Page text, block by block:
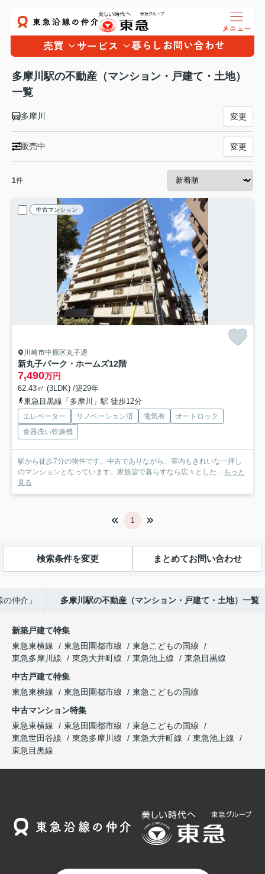
売買 サービス 暮らし お問い合わせ
多摩川駅の不動産（マンション・戸建て・土地）
一覧
多摩川 変更
販売中 変更
1件
中古マンション
川崎市中原区丸子通
新丸子パーク・ホームズ12階
7,490万円
62.43㎡ (3LDK) /築29年
東急目黒線「多摩川」駅 徒歩12分
エレベーター リノベーション済 電気有
オートロック
食器洗い乾燥機
駅から徒歩7分の物件です。中古でありながら、室内もきれいな一押し
のマンションとなっています。家族皆で暮らすなら広々とした...
もっと
見る
1
検索条件を変更 まとめてお問い合わせ
仲介」 多摩川駅の不動産（マンション・戸建て・土地）一覧
新築戸建て特集
東急東横線
東急田園都市線
東急こどもの国線
東急多摩川線
東急大井町線 東急池上線
東急目黒線
中古戸建て特集
東急東横線
東急田園都市線
東急こどもの国線
中古マンション特集
東急東横線
東急田園都市線
東急こどもの国線
東急世田谷線
東急多摩川線 東急大井町線
東急池上線
東急目黒線